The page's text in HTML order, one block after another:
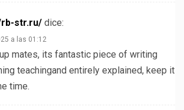
str.ru/ dice:
a las 01:12
up mates, its fantastic piece of writing
teachingand entirely explained, keep it
time.